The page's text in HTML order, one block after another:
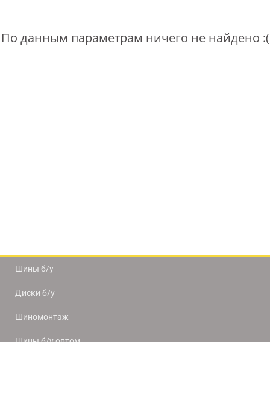
По данным параметрам ничего не найдено :(
Шины б/у
Диски б/у
Шиномонтаж
Шины б/у оптом